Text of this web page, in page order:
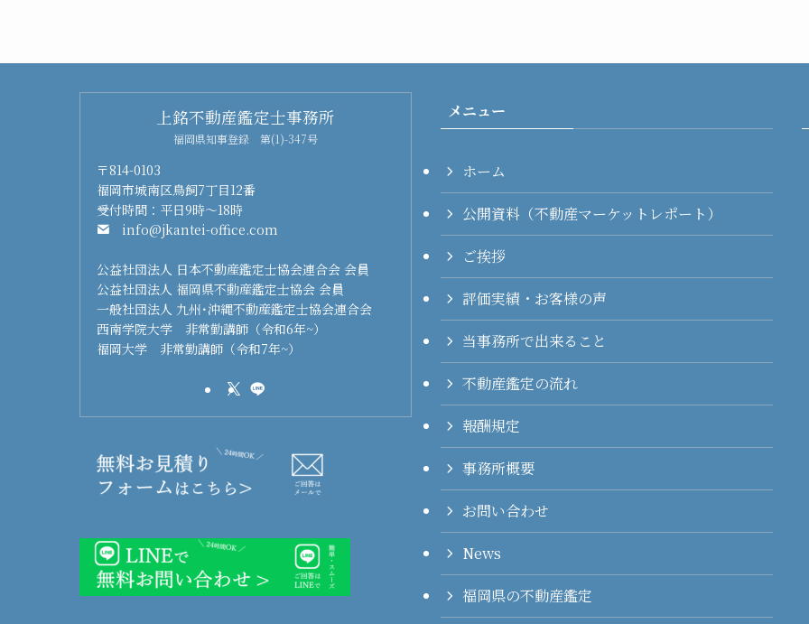
上銘不動産鑑定士事務所
福岡県知事登録 第(1)-347号
〒814-0103
福岡市城南区鳥飼7丁目12番
受付時間：平日9時～18時
info@jkantei-office.com
公益社団法人 日本不動産鑑定士協会連合会 会員
公益社団法人 福岡県不動産鑑定士協会 会員
一般社団法人 九州･沖縄不動産鑑定士協会連合会
西南学院大学 非常勤講師（令和6年~）
福岡大学 非常勤講師（令和7年~）
メニュー
ホーム
公開資料（不動産マーケットレポート）
ご挨拶
評価実績・お客様の声
当事務所で出来ること
不動産鑑定の流れ
報酬規定
事務所概要
お問い合わせ
News
福岡県の不動産鑑定